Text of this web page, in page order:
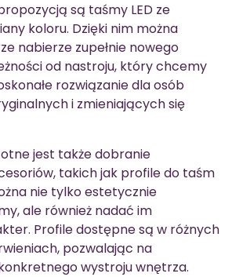
są taśmy LED ze
koloru. Dzięki nim można
nabierze zupełnie nowego
od nastroju, który chcemy
rozwiązanie dla osób
i zmieniających się
jest także dobranie
takich jak profile do taśm
nie tylko estetycznie
ale również nadać im
Profile dostępne są w różnych
pozwalając na
wystroju wnętrza.